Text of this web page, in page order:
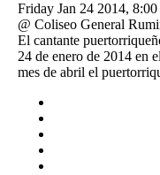
Friday Jan 24 2014,
@ Coliseo General
El cantante
24 de enero de 2014 en
mes de abril el